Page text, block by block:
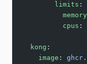
        limits
:
          memory
          cpus
:
  kong
:
    image
: